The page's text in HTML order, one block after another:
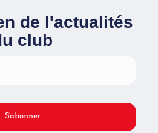
de l'actualités
club
S'abonner